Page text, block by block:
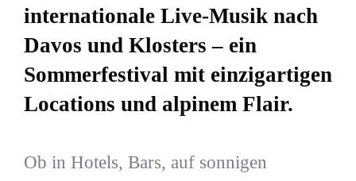
internationale Live-Musik nach
Davos und Klosters – ein
Sommerfestival mit einzigartigen
Locations und alpinem Flair.
Ob in Hotels, Bars, auf sonnigen